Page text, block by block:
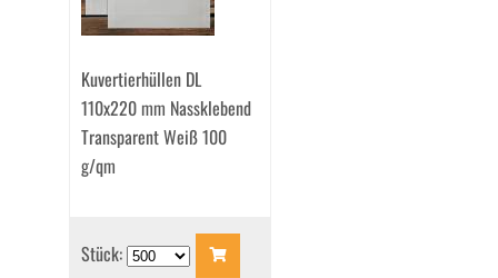
Kuvertierhüllen DL
110x220 mm Nassklebend
Transparent Weiß 100
g/qm
Stück: